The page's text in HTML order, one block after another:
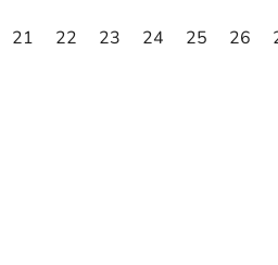
21 22 23 24 25 26